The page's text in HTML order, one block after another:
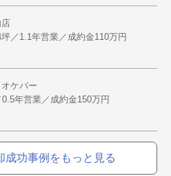
／1.1年営業／成約金110万円
ケバー
年営業／成約金150万円
成功事例をもっと見る